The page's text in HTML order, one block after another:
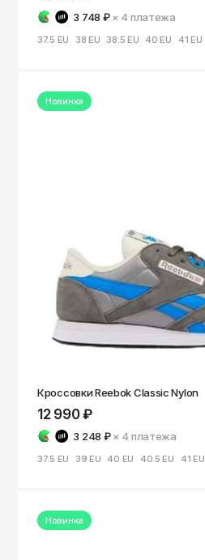
3 748 ₽ × 4платежа
37.5 EU 38 EU 38.5 EU 40 EU 41 EU
Новинка
Кроссовки Reebok Classic Nylon
12 990 ₽
3 248 ₽ × 4платежа
37.5 EU 39 EU 40 EU 40.5 EU 41 EU
Новинка